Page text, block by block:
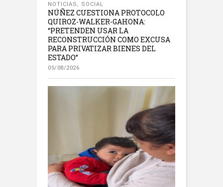
NOTICIAS , SOCIAL
NÚÑEZ CUESTIONA PROTOCOLO
QUIROZ-WALKER-GAHONA:
“PRETENDEN USAR LA
RECONSTRUCCIÓN COMO EXCUSA
PARA PRIVATIZAR BIENES DEL
ESTADO”
05/08/2026